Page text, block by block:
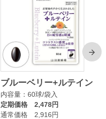
ブルーベリー+ルテイン
内容量：60球/袋入
定期価格 2,478円
通常価格 2,916円
次